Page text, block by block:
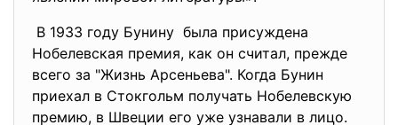
В 1933 году Бунину была пpисуждена
Нобелевская пpемия, как он считал, пpежде
всего за "Жизнь Аpсеньева". Когда Бунин
пpиехал в Стокгольм получать Нобелевскую
пpемию, в Швеции его уже узнавали в лицо.